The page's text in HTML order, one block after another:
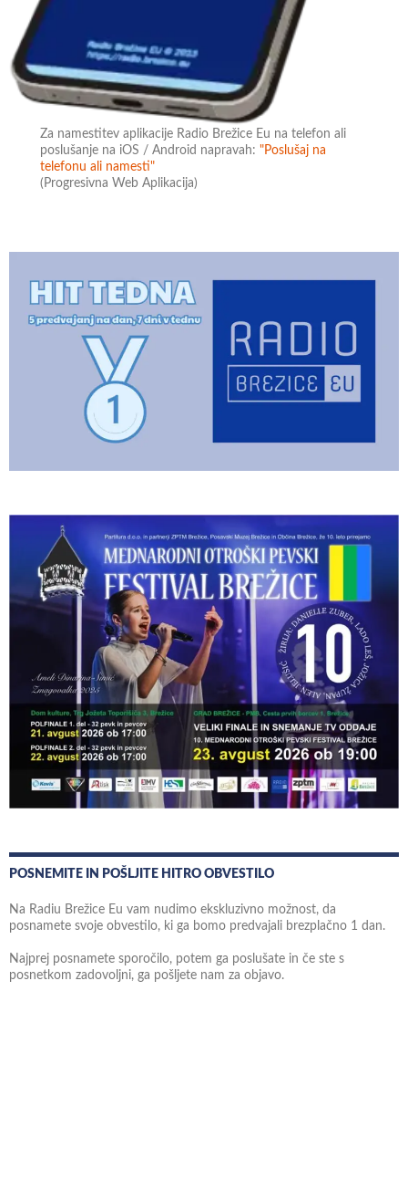
Za namestitev aplikacije Radio Brežice Eu na telefon ali
poslušanje na iOS / Android napravah:"Poslušaj na
telefonu ali namesti"
(Progresivna Web Aplikacija)
POSNEMITE IN POŠLJITE HITRO OBVESTILO
Na Radiu Brežice Eu vam nudimo ekskluzivno možnost, da
posnamete svoje obvestilo, ki ga bomo predvajali brezplačno 1 dan.
Najprej posnamete sporočilo, potem ga poslušate in če ste s
posnetkom zadovoljni, ga pošljete nam za objavo.